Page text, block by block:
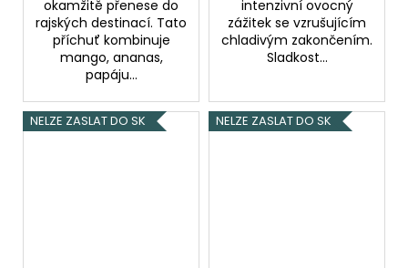
okamžitě přenese do
rajských destinací. Tato
příchuť kombinuje
mango, ananas,
papáju...
intenzivní ovocný
zážitek se vzrušujícím
chladivým zakončením.
Sladkost...
NELZE ZASLAT DO SK NELZE ZASLAT DO SK